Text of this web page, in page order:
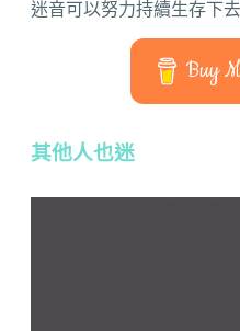
迷音可以努力持續生存下去
Buy
其他人也迷